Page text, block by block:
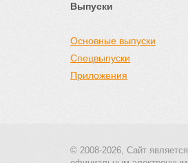
Выпуски
Основные выпуски
Спецвыпуски
Приложения
© 2008-2026, Сайт является